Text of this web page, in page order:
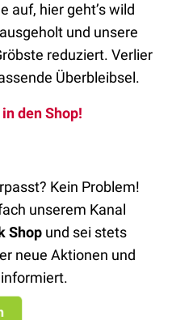
auf, hier geht’s wild
und unsere
reduziert. Verlier
Überbleibsel.
den Shop!
Kein Problem!
unserem Kanal
Shop und sei stets
neue Aktionen und